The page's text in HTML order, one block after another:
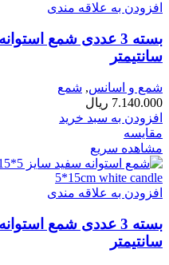
افزودن به علاقه مندی
سانتیمتر
شمع و اسانس, شمع
7.140.000 ریال
افزودن به سبد خرید
مقایسه
مشاهده سریع
افزودن به علاقه مندی
سانتیمتر